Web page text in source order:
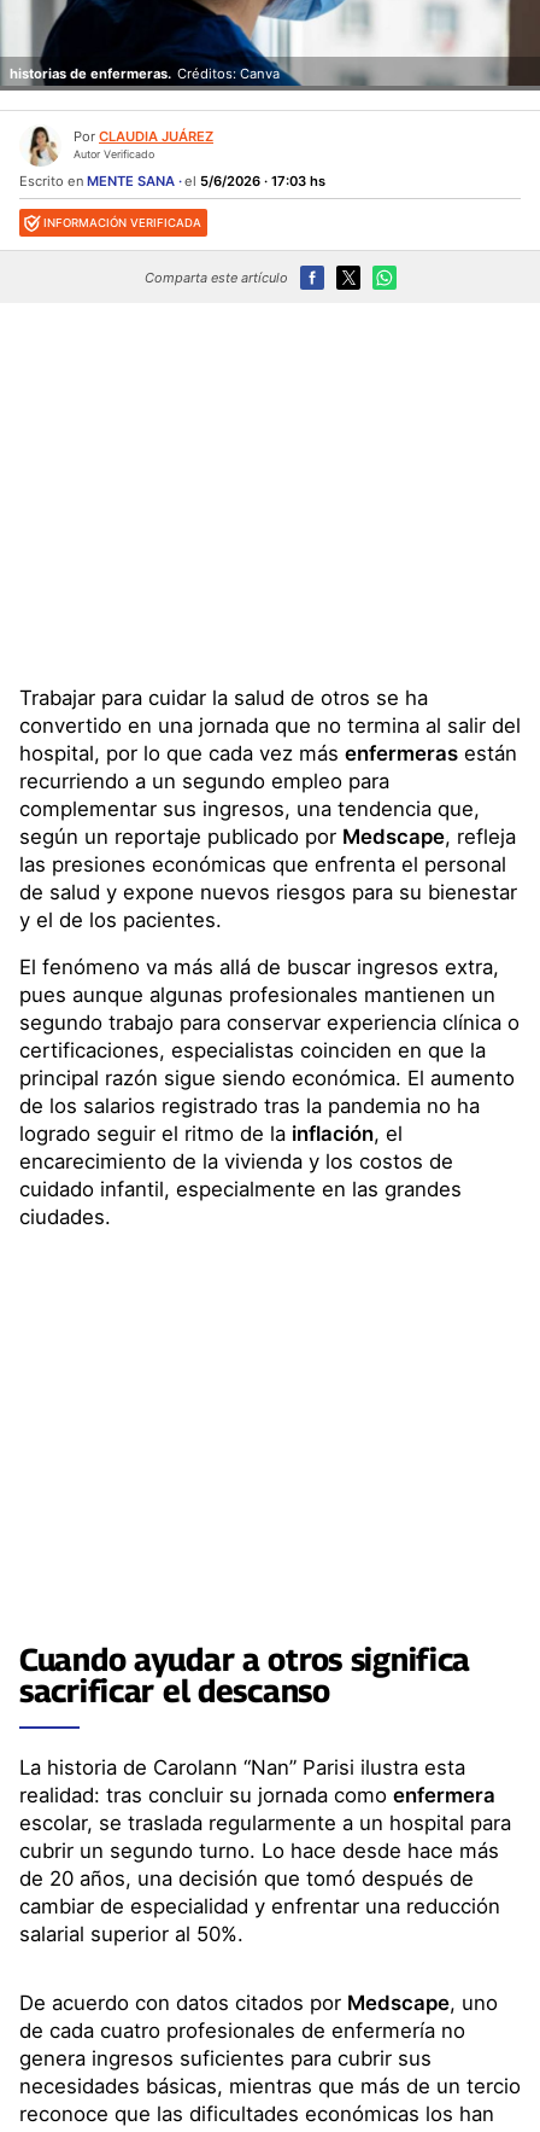
historias de enfermeras. Créditos: Canva
Por CLAUDIA JUÁREZ
Autor Verificado
Escrito en MENTE SANA el 5/6/2026 · 17:03 hs
INFORMACIÓN VERIFICADA
Comparta este artículo
Trabajar para cuidar la salud de otros se ha
convertido en una jornada que no termina al salir del
hospital, por lo que cada vez más enfermeras están
recurriendo a un segundo empleo para
complementar sus ingresos, una tendencia que,
según un reportaje publicado por Medscape, refleja
las presiones económicas que enfrenta el personal
de salud y expone nuevos riesgos para su bienestar
y el de los pacientes.
El fenómeno va más allá de buscar ingresos extra,
pues aunque algunas profesionales mantienen un
segundo trabajo para conservar experiencia clínica o
certificaciones, especialistas coinciden en que la
principal razón sigue siendo económica. El aumento
de los salarios registrado tras la pandemia no ha
logrado seguir el ritmo de la inflación, el
encarecimiento de la vivienda y los costos de
cuidado infantil, especialmente en las grandes
ciudades.
Cuando ayudar a otros significa
sacrificar el descanso
La historia de Carolann “Nan” Parisi ilustra esta
realidad: tras concluir su jornada como enfermera
escolar, se traslada regularmente a un hospital para
cubrir un segundo turno. Lo hace desde hace más
de 20 años, una decisión que tomó después de
cambiar de especialidad y enfrentar una reducción
salarial superior al 50%.
De acuerdo con datos citados por Medscape, uno
de cada cuatro profesionales de enfermería no
genera ingresos suficientes para cubrir sus
necesidades básicas, mientras que más de un tercio
reconoce que las dificultades económicas los han